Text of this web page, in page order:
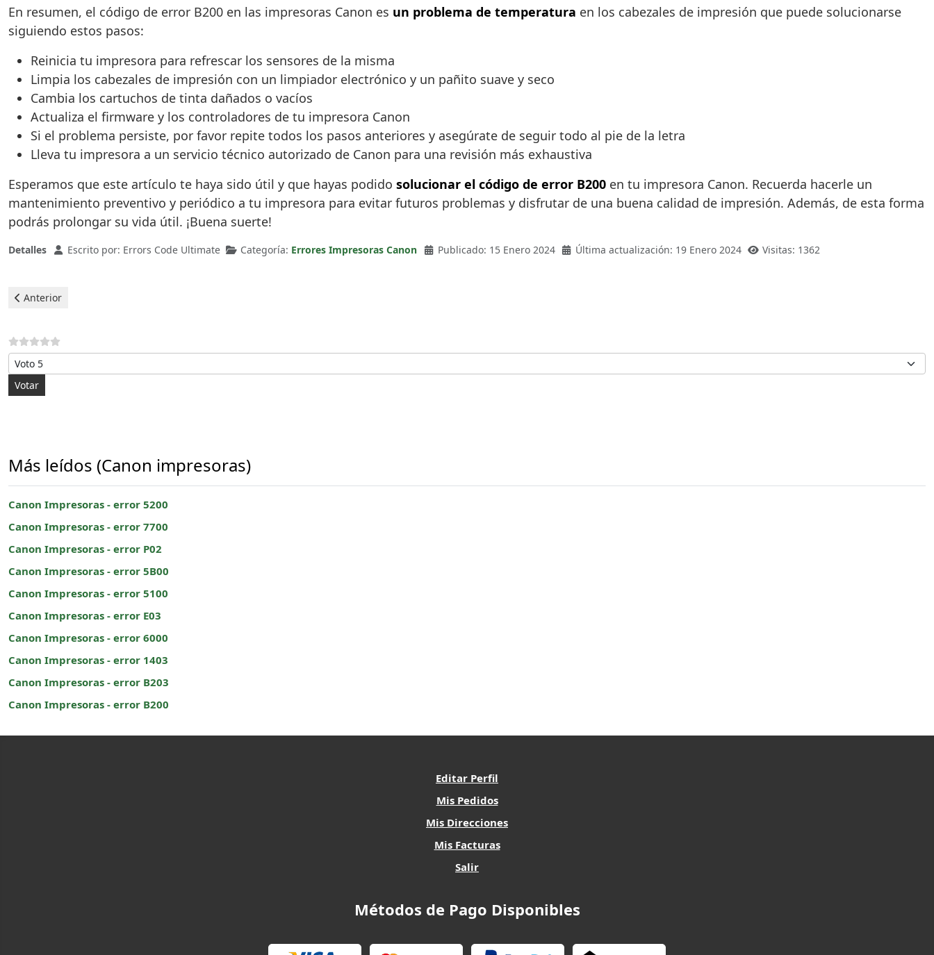
En resumen, el código de error B200 en las impresoras Canon es un problema de temperatura en los cabezales de impresión que puede solucionarse
siguiendo estos pasos:
Reinicia tu impresora para refrescar los sensores de la misma
Limpia los cabezales de impresión con un limpiador electrónico y un pañito suave y seco
Cambia los cartuchos de tinta dañados o vacíos
Actualiza el firmware y los controladores de tu impresora Canon
Si el problema persiste, por favor repite todos los pasos anteriores y asegúrate de seguir todo al pie de la letra
Lleva tu impresora a un servicio técnico autorizado de Canon para una revisión más exhaustiva
Esperamos que este artículo te haya sido útil y que hayas podido solucionar el código de error B200 en tu impresora Canon. Recuerda hacerle un
mantenimiento preventivo y periódico a tu impresora para evitar futuros problemas y disfrutar de una buena calidad de impresión. Además, de esta forma
podrás prolongar su vida útil. ¡Buena suerte!
Detalles Escrito por: Errors Code Ultimate Categoría: Errores Impresoras Canon Publicado: 15 Enero 2024 Última actualización: 19 Enero 2024 Visitas: 1362
Artículo anterior: Canon Impresoras - error B203
Anterior
Por favor, vote
Más leídos (Canon impresoras)
Canon Impresoras - error 5200
Canon Impresoras - error 7700
Canon Impresoras - error P02
Canon Impresoras - error 5B00
Canon Impresoras - error 5100
Canon Impresoras - error E03
Canon Impresoras - error 6000
Canon Impresoras - error 1403
Canon Impresoras - error B203
Canon Impresoras - error B200
Editar Perfil
Mis Pedidos
Mis Direcciones
Mis Facturas
Salir
Métodos de Pago Disponibles